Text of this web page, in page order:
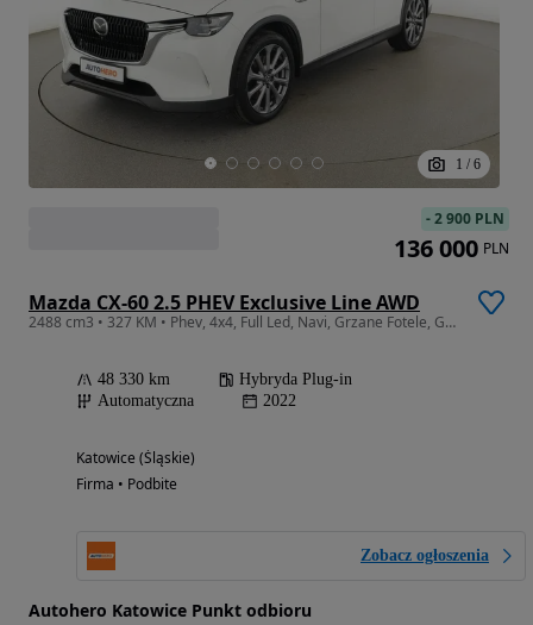
1 / 6
Mazda CX-60 2.5 PHEV Exclusive Line AWD
2488 cm3 • 327 KM • Phev, 4x4, Full Led, Navi, Grzane Fotele, Grzana Kierownica, Automat
48 330 km
Hybryda Plug-in
Automatyczna
2022
Katowice (Śląskie)
Firma • Podbite
Zobacz ogłoszenia
Autohero Katowice Punkt odbioru
-2 900 PLN
136 000 PLN